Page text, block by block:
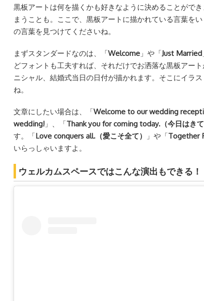
黒板アートは何を描くかも好きなように決めることがで
まうことも。ここで、黒板アートに描かれている言葉を
の言葉を見つけてくださいね。
まずスタンダードなのは、「Welcome 」や「Just Married
どフォントも工夫すれば、それだけでお洒落な黒板アー
ニシャル、結婚式当日の日付が描かれます。そこにイラ
ね。
文章にしたい場合は、「Welcome to our wedding
wedding! 」、「Thank you for coming today.（今日はきて
す。「Love conquers all.（愛こそ全て） 」や「Together
いらっしゃいますよ。
ウェルカムスペースではこんな演出もできる！